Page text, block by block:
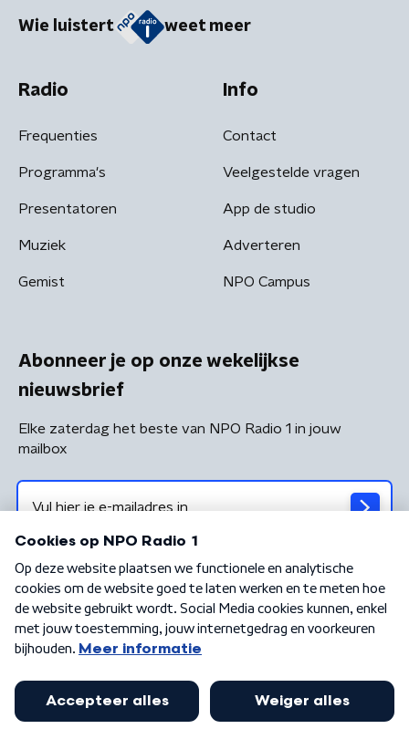
Wie luistert weet meer
Radio
Frequenties
Programma's
Presentatoren
Muziek
Gemist
Info
Contact
Veelgestelde vragen
App de studio
Adverteren
NPO Campus
Abonneer je op onze wekelijkse
nieuwsbrief
Elke zaterdag het beste van NPO Radio 1 in jouw
mailbox
Algemene voorwaarden